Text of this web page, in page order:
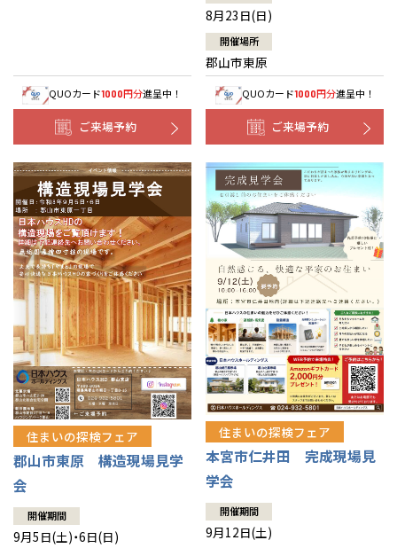
QUOカード1000円分進呈中！
ご来場予約
8月23日(日)
開催場所
郡山市東原
QUOカード1000円分進呈中！
ご来場予約
住まいの探検フェア
郡山市東原 構造現場見学
会
開催期間
9月5日(土)・6日(日)
住まいの探検フェア
本宮市仁井田 完成現場見
学会
開催期間
9月12日(土)